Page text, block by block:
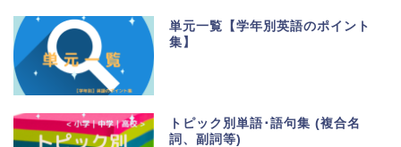
単元一覧【学年別英語のポイント
集】
トピック別単語･語句集 (複合名
詞、副詞等)